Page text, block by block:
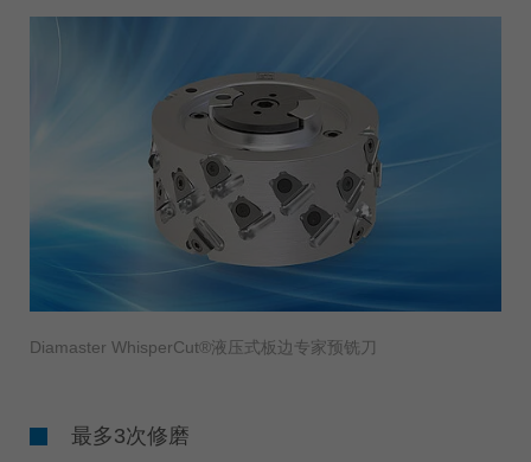
Diamaster WhisperCut®液压式板边专家预铣刀
最多3次修磨